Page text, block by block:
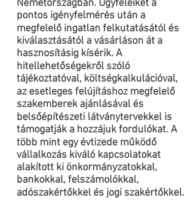
Németországban. Ügyfeleiket a
pontos igényfelmérés után a
megfelelő ingatlan felkutatásától és
kiválasztásától a vásárláson át a
hasznosításig kísérik. A
hitellehetőségekről szóló
tájékoztatóval, költségkalkulációval,
az esetleges felújításhoz megfelelő
szakemberek ajánlásával és
belsőépítészeti látványtervekkel is
támogatják a hozzájuk fordulókat. A
több mint egy évtizede működő
vállalkozás kiváló kapcsolatokat
alakított ki önkormányzatokkal,
bankokkal, felszámolókkal,
adószakértőkkel és jogi szakértőkkel.